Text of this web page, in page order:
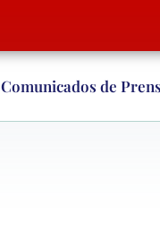
Comunicados de